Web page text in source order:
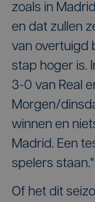
zoals in
en dat zullen
van overtuigd
stap hoger is.
3-0 van Real
Morgen/
winnen en
Madrid. Een
spelers staan."
Of het dit